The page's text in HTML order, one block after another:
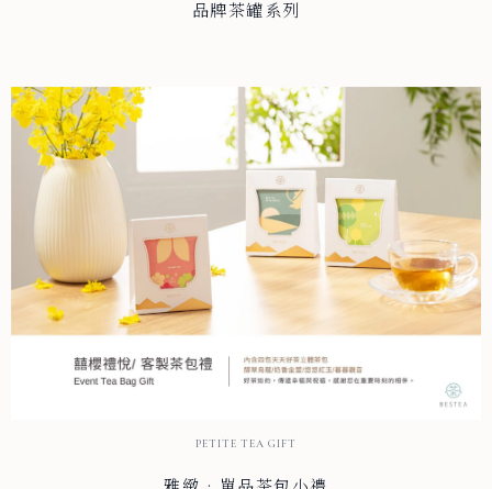
品牌茶罐系列
PETITE TEA GIFT